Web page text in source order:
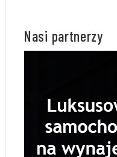
Nasi partnerzy